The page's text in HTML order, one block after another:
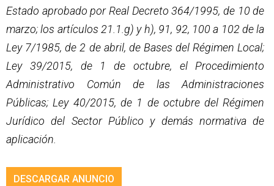
Estado aprobado por Real Decreto 364/1995, de 10 de
marzo; los artículos 21.1.g) y h), 91, 92, 100 a 102 de la
Ley 7/1985, de 2 de abril, de Bases del Régimen Local;
Ley 39/2015, de 1 de octubre, el Procedimiento
Administrativo Común de las Administraciones
Públicas; Ley 40/2015, de 1 de octubre del Régimen
Jurídico del Sector Público y demás normativa de
aplicación.
DESCARGAR ANUNCIO